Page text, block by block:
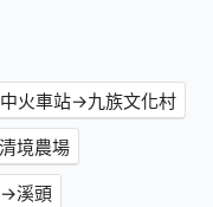
火車站→九族文化村
境農場
→溪頭